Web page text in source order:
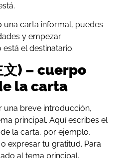
una carta informal, puedes
y empezar
el destinatario.
) – cuerpo
la carta
una breve introducción,
principal. Aquí escribes el
la carta, por ejemplo,
expresar tu gratitud. Para
al tema principal,